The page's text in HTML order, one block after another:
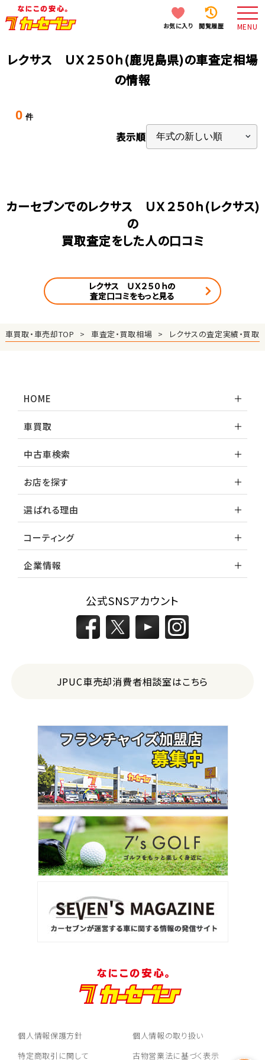
お気に入り 閲覧履歴 MENU
レクサス ＵＸ２５０ｈ(鹿児島県)の車査定相場
の情報
0 件
表示順
カーセブンでのレクサス ＵＸ２５０ｈ(レクサス)
の
買取査定をした人の口コミ
レクサス ＵＸ２５０ｈの
査定口コミをもっと見る
車買取・車売却TOP 車査定・買取相場 レクサスの査定実績・買取
HOME
車買取
中古車検索
お店を探す
選ばれる理由
コーティング
企業情報
公式SNSアカウント
JPUC車売却消費者相談室はこちら
個人情報保護方針
個人情報の取り扱い
特定商取引に関して
古物営業法に基づく表示